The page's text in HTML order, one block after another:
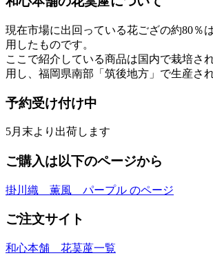
現在市場に出回っている花ござの約80％
用したものです。
ここで紹介している商品は国内で栽培さ
用し、福岡県南部「筑後地方」で生産さ
予約受け付け中
5月末より出荷します
ご購入は以下のページから
掛川織 薫風 パープル のページ
ご注文サイト
和心本舗 花茣蓙一覧